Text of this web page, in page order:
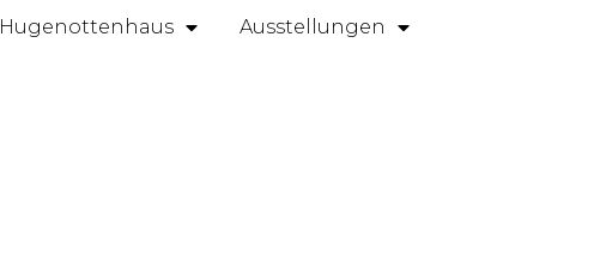
Hugenottenhaus Ausstellungen